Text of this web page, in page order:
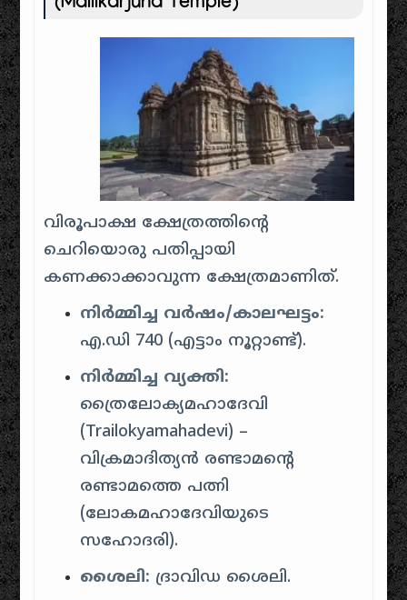
വിരൂപാക്ഷ ക്ഷേത്രത്തിന്റെ
ചെറിയൊരു പതിപ്പായി
കണക്കാക്കാവുന്ന ക്ഷേത്രമാണിത്.
നിർമ്മിച്ച വർഷം/കാലഘട്ടം:
എ.ഡി 740 (എട്ടാം നൂറ്റാണ്ട്).
നിർമ്മിച്ച വ്യക്തി:
ത്രൈലോക്യമഹാദേവി
(Trailokyamahadevi) –
വിക്രമാദിത്യൻ രണ്ടാമന്റെ
രണ്ടാമത്തെ പത്നി
(ലോകമഹാദേവിയുടെ
സഹോദരി).
ശൈലി: ദ്രാവിഡ ശൈലി.